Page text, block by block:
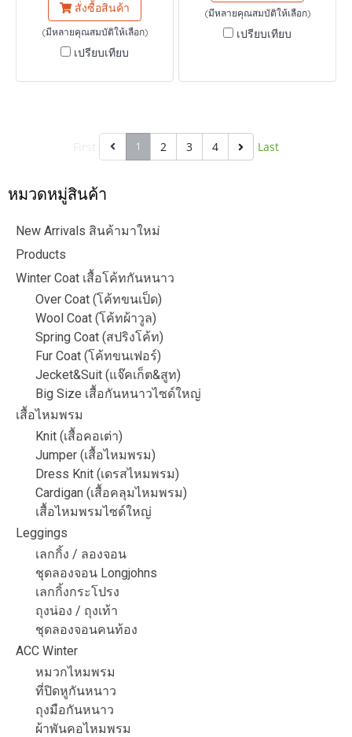
สั่งซื้อสินค้า
(มีหลายคุณสมบัติให้เลือก)
เปรียบเทียบ
(มีหลายคุณสมบัติให้เลือก)
เปรียบเทียบ
1 2 3 4 Last
หมวดหมู่สินค้า
New Arrivals สินค้ามาใหม่
Products
Winter Coat เสื้อโค้ทกันหนาว
Over Coat (โค้ทขนเป็ด)
Wool Coat (โค้ทผ้าวูล)
Spring Coat (สปริงโค้ท)
Fur Coat (โค้ทขนเฟอร์)
Jecket&Suit (แจ๊คเก็ต&สูท)
Big Size เสื้อกันหนาวไซด์ใหญ่
เสื้อไหมพรม
Knit (เสื้อคอเต่า)
Jumper (เสื้อไหมพรม)
Dress Knit (เดรสไหมพรม)
Cardigan (เสื้อคลุมไหมพรม)
เสื้อไหมพรมไซด์ใหญ่
Leggings
เลกกิ้ง / ลองจอน
ชุดลองจอน Longjohns
เลกกิ้งกระโปรง
ถุงน่อง / ถุงเท้า
ชุดลองจอนคนท้อง
ACC Winter
หมวกไหมพรม
ที่ปิดหูกันหนาว
ถุงมือกันหนาว
ผ้าพันคอไหมพรม